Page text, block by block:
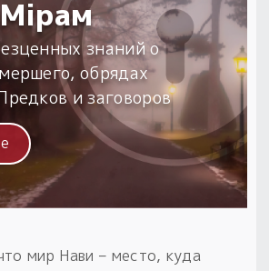
и обряды
гадания
по системе Рез Рода:
книги
лавке!
Хозяева» с колодами
знаний о
обрядах
и заговоров
мир Нави – место, куда